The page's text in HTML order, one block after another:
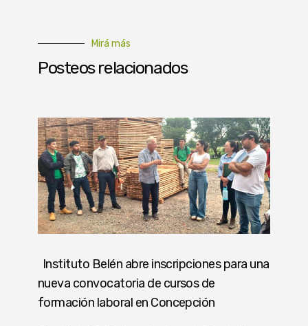
Mirá más
Posteos relacionados
Instituto Belén abre inscripciones para una
nueva convocatoria de cursos de
formación laboral en Concepción